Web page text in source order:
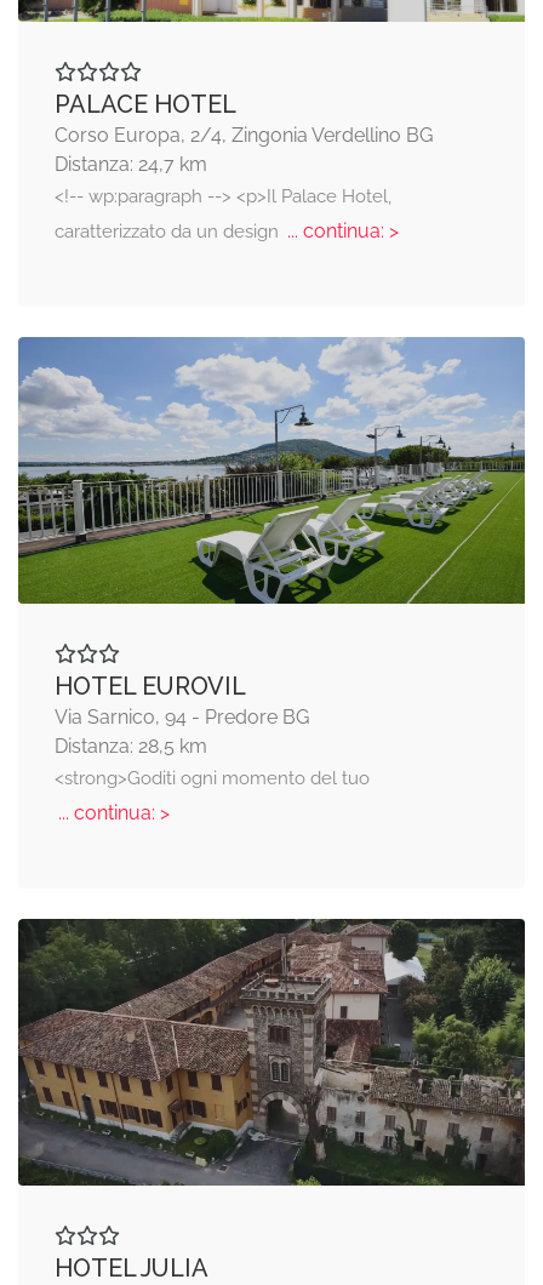
PALACE HOTEL
Corso Europa, 2/4, Zingonia Verdellino BG
Distanza: 24,7 km
<!-- wp:paragraph --> <p>Il Palace Hotel,
caratterizzato da un design ... continua: >
HOTEL EUROVIL
Via Sarnico, 94 - Predore BG
Distanza: 28,5 km
<strong>Goditi ogni momento del tuo
... continua: >
HOTEL JULIA